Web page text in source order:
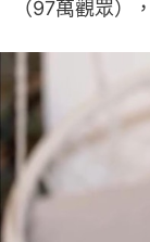
（97萬觀眾）